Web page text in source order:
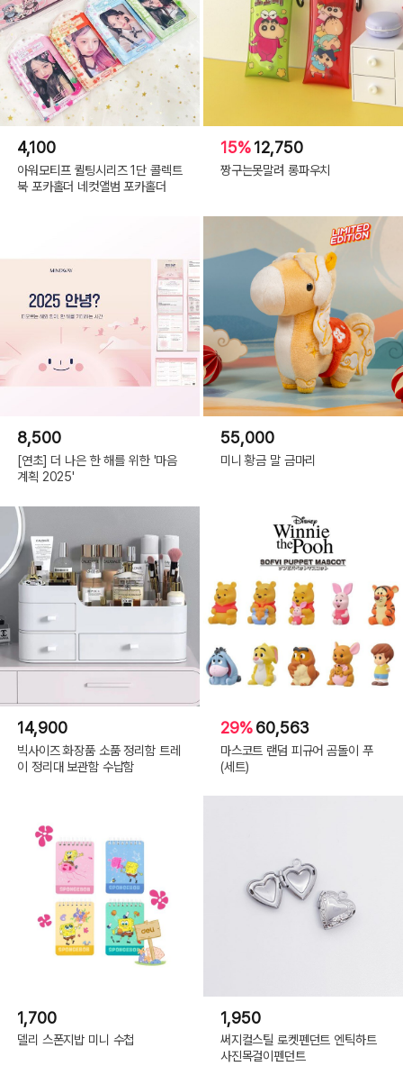
4,100
아워모티프 퀼팅시리즈 1단 콜렉트
북 포카홀더 네컷앨범 포카홀더
15%12,750
짱구는못말려 롱파우치
8,500
[연초] 더 나은 한 해를 위한 '마음
계획 2025'
55,000
미니 황금 말 금마리
14,900
빅사이즈 화장품 소품 정리함 트레
이 정리대 보관함 수납함
29%60,563
마스코트 랜덤 피규어 곰돌이 푸
(세트)
1,700
델리 스폰지밥 미니 수첩
1,950
써지컬스틸 로켓펜던트 엔틱하트
사진목걸이펜던트